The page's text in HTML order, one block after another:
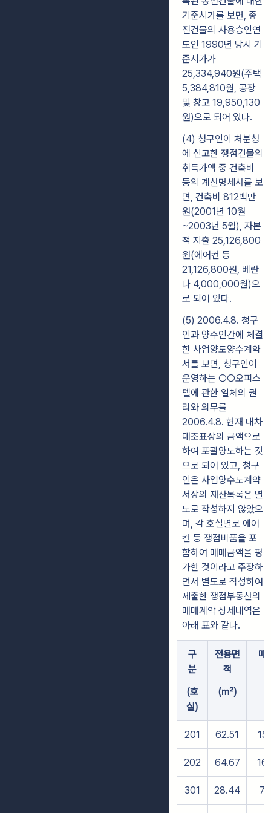
기준시가를 보면, 종
전건물의 사용승인연
도인 1990년 당시 기
준시가가
25,334,940원(주택
5,384,810원, 공장
및 창고 19,950,130
원)으로 되어 있다.
(4) 청구인이 처분청
에 신고한 쟁점건물의
취득가액 중 건축비
등의 계산명세서를 보
면, 건축비 812백만
원(2001년 10월
~2003년 5월), 자본
적 지출 25,126,800
원(에어컨 등
21,126,800원, 베란
다 4,000,000원)으
로 되어 있다.
(5) 2006.4.8. 청구
인과 양수인간에 체결
한 사업양도양수계약
서를 보면, 청구인이
운영하는 ○○오피스
텔에 관한 일체의 권
리와 의무를
2006.4.8. 현재 대차
대조표상의 금액으로
하여 포괄양도하는 것
으로 되어 있고, 청구
인은 사업양수도계약
서상의 재산목록은 별
도로 작성하지 않았으
며, 각 호실별로 에어
컨 등 쟁점비품을 포
함하여 매매금액을 평
가한 것이라고 주장하
면서 별도로 작성하여
제출한 쟁점부동산의
매매계약 상세내역은
아래 표와 같다.
구
분
(호
실)
전용면
적
(㎡)
매
201 62.51
202 64.67
301 28.44